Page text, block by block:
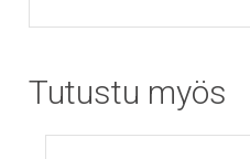
Tutustu myös